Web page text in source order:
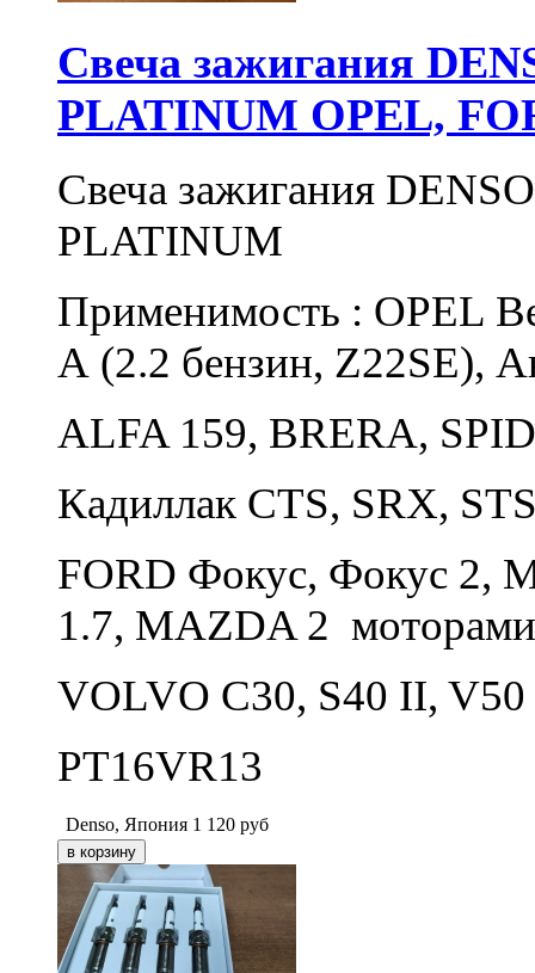
Свеча зажигания
PLATINUM OPEL,
Свеча зажигания
PLATINUM
Применимость : OPEL
А (2.2 бензин, Z22SE),
ALFA 159, BRERA,
Кадиллак CTS, SRX,
FORD Фокус, Фокус 2,
1.7, MAZDA 2
VOLVO С30, S40 II, V50
PT16VR13
Denso, Япония 1 120 руб